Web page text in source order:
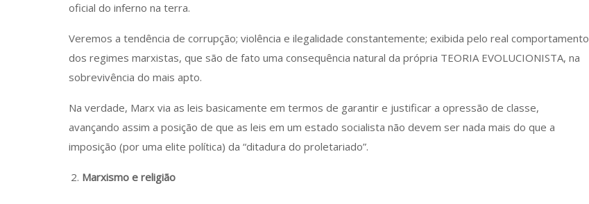
oficial do inferno na terra.
Veremos a tendência de corrupção; violência e ilegalidade constantemente; exibida pelo real comportamento
dos regimes marxistas, que são de fato uma consequência natural da própria TEORIA EVOLUCIONISTA, na
sobrevivência do mais apto.
Na verdade, Marx via as leis basicamente em termos de garantir e justificar a opressão de classe,
avançando assim a posição de que as leis em um estado socialista não devem ser nada mais do que a
imposição (por uma elite política) da “ditadura do proletariado”.
Marxismo e religião